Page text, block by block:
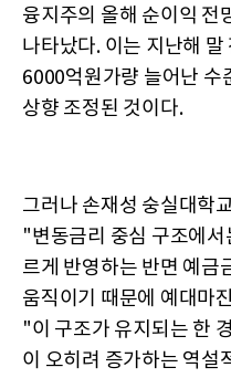
융지주의 올해 순이익 전
나타났다. 이는 지난해
6000억원가량 늘어난 수
상향 조정된 것이다.
그러나 손재성 숭실대학
"변동금리 중심 구조에
르게 반영하는 반면 예금
움직이기 때문에 예대마
"이 구조가 유지되는 한
이 오히려 증가하는 역설